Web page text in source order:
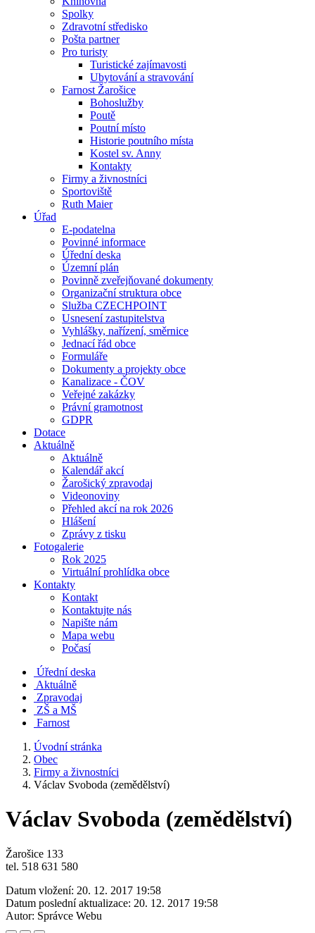
Spolky
Zdravotní středisko
Pošta partner
Pro turisty
Turistické zajímavosti
Ubytování a stravování
Farnost Žarošice
Bohoslužby
Poutě
Poutní místo
Historie poutního místa
Kostel sv. Anny
Kontakty
Firmy a živnostníci
Sportoviště
Ruth Maier
Úřad
E-podatelna
Povinné informace
Úřední deska
Územní plán
Povinně zveřejňované dokumenty
Organizační struktura obce
Služba CZECHPOINT
Usnesení zastupitelstva
Vyhlášky, nařízení, směrnice
Jednací řád obce
Formuláře
Dokumenty a projekty obce
Kanalizace - ČOV
Veřejné zakázky
Právní gramotnost
GDPR
Dotace
Aktuálně
Aktuálně
Kalendář akcí
Žarošický zpravodaj
Videonoviny
Přehled akcí na rok 2026
Hlášení
Zprávy z tisku
Fotogalerie
Rok 2025
Virtuální prohlídka obce
Kontakty
Kontakt
Kontaktujte nás
Napište nám
Mapa webu
Počasí
Úřední deska
Aktuálně
Zpravodaj
ZŠ a MŠ
Farnost
Úvodní stránka
Obec
Firmy a živnostníci
Václav Svoboda (zemědělství)
Václav Svoboda (zemědělství)
Žarošice 133
tel. 518 631 580
Datum vložení: 20. 12. 2017 19:58
Datum poslední aktualizace: 20. 12. 2017 19:58
Autor: Správce Webu